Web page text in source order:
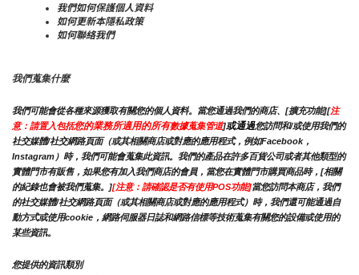
我們如何保護個人資料
如何更新本隱私政策
如何聯絡我們
我們蒐集什麼
我們可能會從各種來源獲取有關您的個人資料。當您通過我們的商店、[擴充功能][注
意：請置入包括您的業務所適用的所有數據蒐集管道]或通過您訪問和/或使用我們的
社交媒體/社交網路頁面（或其相關商店或對應的應用程式，例如Facebook，
Instagram）時，我們可能會蒐集此資訊。我們的產品在許多百貨公司或者其他類型的
實體門市有販售，如果您有加入我們商店的會員，當您在實體門市購買商品時，[相關
的紀錄也會被我們蒐集。][注意：請確認是否有使用POS功能]當您訪問本商店，我們
的社交媒體/社交網路頁面（或其相關商店或對應的應用程式）時，我們還可能通過自
動方式或使用cookie，網路伺服器日誌和網路信標等技術蒐集有關您的設備或使用的
某些資訊。
您提供的資訊類別